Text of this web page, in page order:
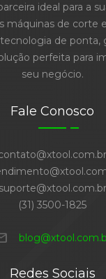
ideal para a
máquinas de corte
de ponta,
perfeita para
seu negócio.
Fale Conosco
suporte@xtool.com.br
(31) 3500-1825
Redes Sociais